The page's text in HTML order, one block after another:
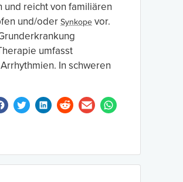
reicht von familiären
und/oder Synkope vor.
umfasst
In schweren